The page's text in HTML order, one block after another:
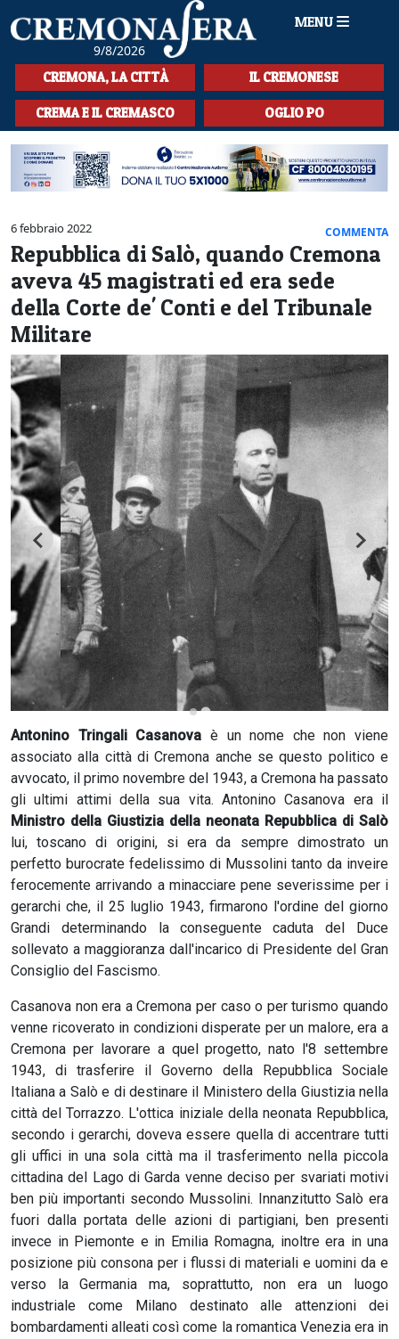
9/8/2026
MENU
HOME
CRONACA
SPORT
LA MUSICA
CULTURA
LA STORIA
SPETTACOLI
L'EDITORIALE
SEZIONI
CERCA
CREMONA, LA CITTÀ IL CREMONESE
CREMA E IL CREMASCO OGLIO PO
6 febbraio 2022 COMMENTA
Repubblica di Salò, quando Cremona
aveva 45 magistrati ed era sede
della Corte de' Conti e del Tribunale
Militare
Antonino Tringali Casanova è un nome che non viene
associato alla città di Cremona anche se questo politico e
avvocato, il primo novembre del 1943, a Cremona ha passato
gli ultimi attimi della sua vita. Antonino Casanova era il
Ministro della Giustizia della neonata Repubblica di Salò
lui, toscano di origini, si era da sempre dimostrato un
perfetto burocrate fedelissimo di Mussolini tanto da inveire
ferocemente arrivando a minacciare pene severissime per i
gerarchi che, il 25 luglio 1943, firmarono l'ordine del giorno
Grandi determinando la conseguente caduta del Duce
sollevato a maggioranza dall'incarico di Presidente del Gran
Consiglio del Fascismo.
Casanova non era a Cremona per caso o per turismo quando
venne ricoverato in condizioni disperate per un malore, era a
Cremona per lavorare a quel progetto, nato l'8 settembre
1943, di trasferire il Governo della Repubblica Sociale
Italiana a Salò e di destinare il Ministero della Giustizia nella
città del Torrazzo. L'ottica iniziale della neonata Repubblica,
secondo i gerarchi, doveva essere quella di accentrare tutti
gli uffici in una sola città ma il trasferimento nella piccola
cittadina del Lago di Garda venne deciso per svariati motivi
ben più importanti secondo Mussolini. Innanzitutto Salò era
fuori dalla portata delle azioni di partigiani, ben presenti
invece in Piemonte e in Emilia Romagna, inoltre era in una
posizione più consona per i flussi di materiali e uomini da e
verso la Germania ma, soprattutto, non era un luogo
industriale come Milano destinato alle attenzioni dei
bombardamenti alleati così come la romantica Venezia era in